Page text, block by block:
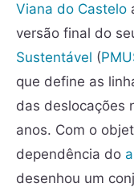
Viana do Castelo
versão final do
Sustentável (
que define as
das deslocações
anos. Com o
dependência do
desenhou um